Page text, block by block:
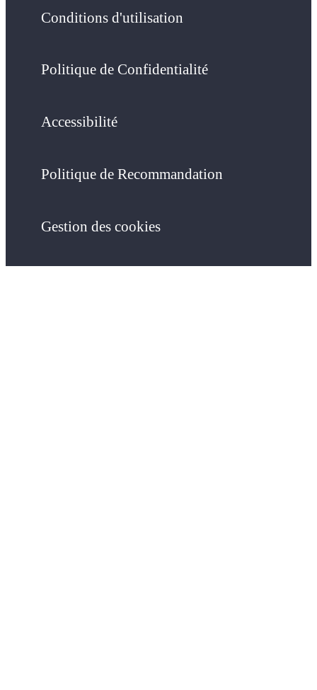
Conditions d'utilisation
Politique de Confidentialité
Accessibilité
Politique de Recommandation
Gestion des cookies